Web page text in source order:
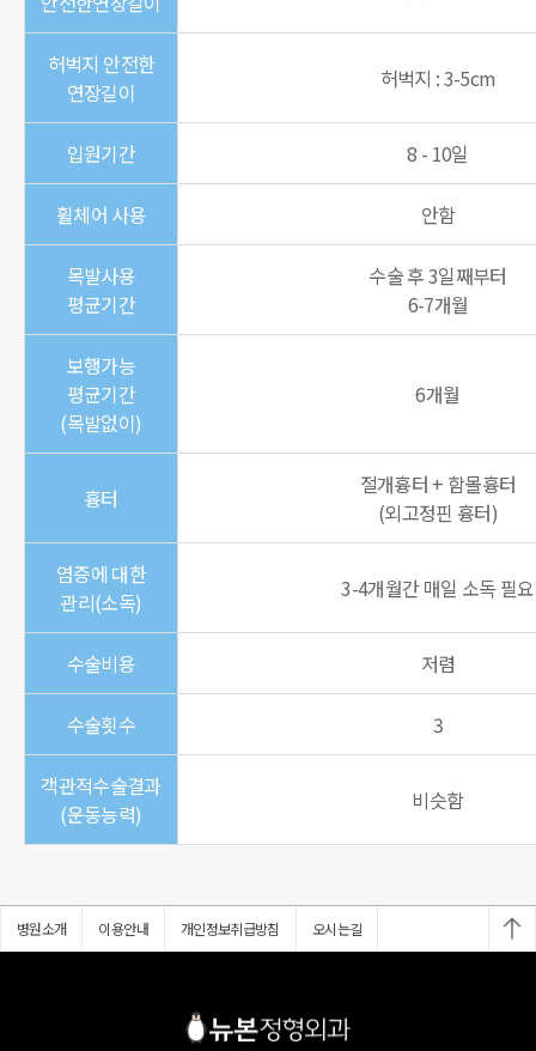
허벅지 안전한
연장길이
허벅지 : 3-5cm
입원기간 8 - 10일
휠체어 사용 안함
목발사용
평균기간
수술 후 3일째부터
6-7개월
보행가능
평균기간
(목발없이)
6개월
흉터
절개흉터 + 함몰흉터
(외고정핀 흉터)
염증에 대한
관리(소독)
3-4개월간 매일 소독 필요
수술비용 저렴
수술횟수 3
객관적수술결과
(운동능력)
비슷함
병원소개 이용안내 개인정보취급방침 오시는길